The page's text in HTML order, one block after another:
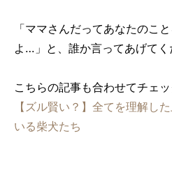
「ママさんだってあなたのこ
よ…」と、誰か言ってあげてく
こちらの記事も合わせてチェ
【ズル賢い？】全てを理解し
いる柴犬たち